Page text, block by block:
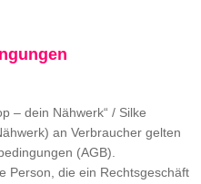
– dein Nähwerk“ / Silke
an Verbraucher gelten
(AGB).
Person, die ein Rechtsgeschäft